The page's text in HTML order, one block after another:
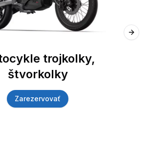
trojkolky,
štvorkolky
Zarezervovať
Next